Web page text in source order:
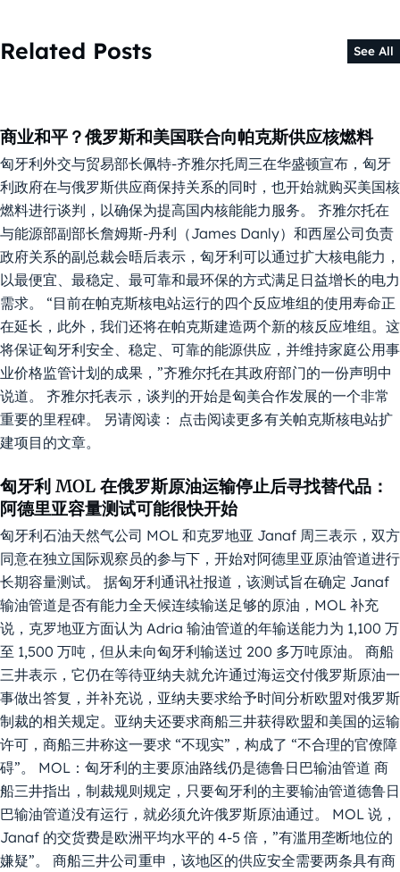
Related Posts See All
商业和平？俄罗斯和美国联合向帕克斯供应核燃料
匈牙利外交与贸易部长佩特-齐雅尔托周三在华盛顿宣布，匈牙
利政府在与俄罗斯供应商保持关系的同时，也开始就购买美国核
燃料进行谈判，以确保为提高国内核能能力服务。 齐雅尔托在
与能源部副部长詹姆斯-丹利（James Danly）和西屋公司负责
政府关系的副总裁会晤后表示，匈牙利可以通过扩大核电能力，
以最便宜、最稳定、最可靠和最环保的方式满足日益增长的电力
需求。 “目前在帕克斯核电站运行的四个反应堆组的使用寿命正
在延长，此外，我们还将在帕克斯建造两个新的核反应堆组。这
将保证匈牙利安全、稳定、可靠的能源供应，并维持家庭公用事
业价格监管计划的成果，”齐雅尔托在其政府部门的一份声明中
说道。 齐雅尔托表示，谈判的开始是匈美合作发展的一个非常
重要的里程碑。 另请阅读： 点击阅读更多有关帕克斯核电站扩
建项目的文章。
匈牙利 MOL 在俄罗斯原油运输停止后寻找替代品：
阿德里亚容量测试可能很快开始
匈牙利石油天然气公司 MOL 和克罗地亚 Janaf 周三表示，双方
同意在独立国际观察员的参与下，开始对阿德里亚原油管道进行
长期容量测试。 据匈牙利通讯社报道，该测试旨在确定 Janaf
输油管道是否有能力全天候连续输送足够的原油，MOL 补充
说，克罗地亚方面认为 Adria 输油管道的年输送能力为 1,100 万
至 1,500 万吨，但从未向匈牙利输送过 200 多万吨原油。 商船
三井表示，它仍在等待亚纳夫就允许通过海运交付俄罗斯原油一
事做出答复，并补充说，亚纳夫要求给予时间分析欧盟对俄罗斯
制裁的相关规定。亚纳夫还要求商船三井获得欧盟和美国的运输
许可，商船三井称这一要求 “不现实”，构成了 “不合理的官僚障
碍”。 MOL：匈牙利的主要原油路线仍是德鲁日巴输油管道 商
船三井指出，制裁规则规定，只要匈牙利的主要输油管道德鲁日
巴输油管道没有运行，就必须允许俄罗斯原油通过。 MOL 说，
Janaf 的交货费是欧洲平均水平的 4-5 倍，”有滥用垄断地位的
嫌疑”。 商船三井公司重申，该地区的供应安全需要两条具有商